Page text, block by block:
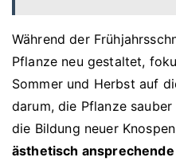
Während der
Pflanze neu gestaltet,
Sommer und Herbst auf
darum, die Pflanze
die Bildung neuer
ästhetisch ansprechende